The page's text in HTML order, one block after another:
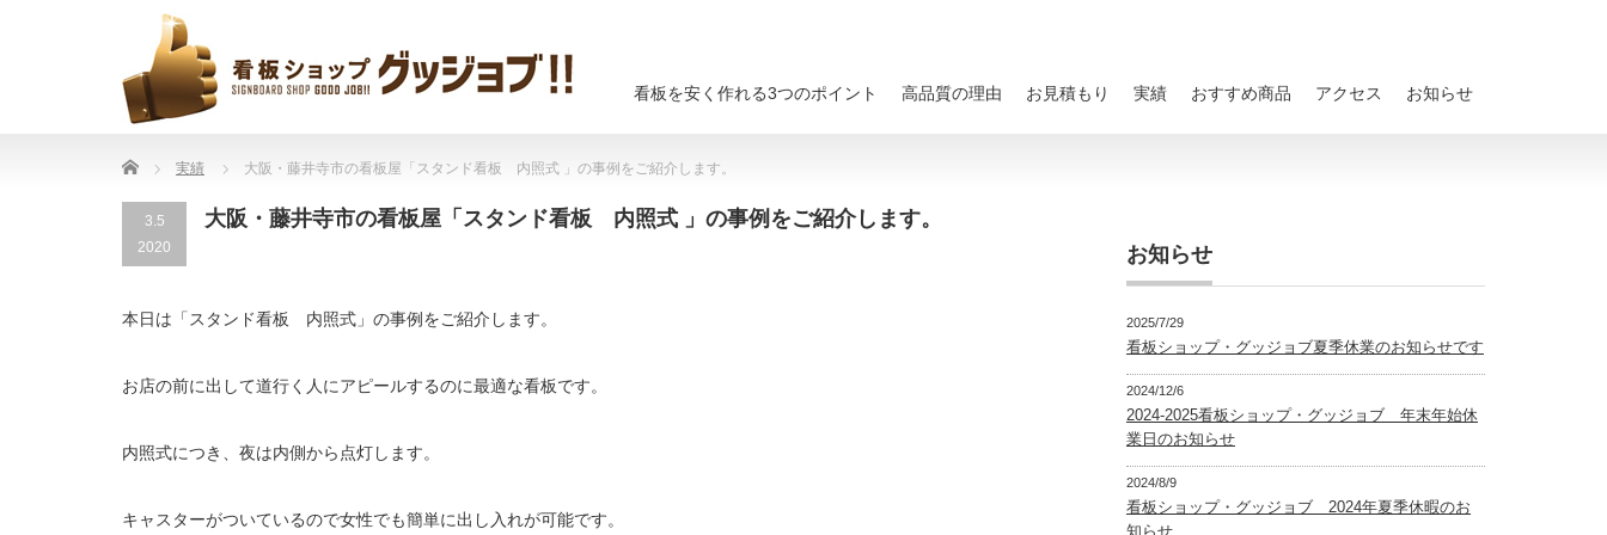
看板を安く作れる3つのポイント 高品質の理由 お見積もり 実績 おすすめ商品 アクセス お知らせ
Home 実績 大阪・藤井寺市の看板屋「スタンド看板 内照式 」の事例をご紹介します。
3.5
2020
大阪・藤井寺市の看板屋「スタンド看板 内照式 」の事例をご紹介します。
本日は「スタンド看板 内照式」の事例をご紹介します。
お店の前に出して道行く人にアピールするのに最適な看板です。
内照式につき、夜は内側から点灯します。
キャスターがついているので女性でも簡単に出し入れが可能です。
お知らせ
2025/7/29
看板ショップ・グッジョブ夏季休業のお知らせです
2024/12/6
2024-2025看板ショップ・グッジョブ 年末年始休
業日のお知らせ
2024/8/9
看板ショップ・グッジョブ 2024年夏季休暇のお
知らせ